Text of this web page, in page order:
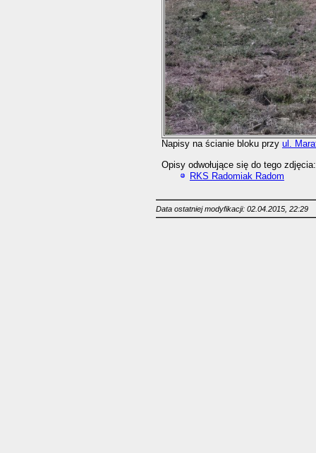
Napisy na ścianie bloku przy ul.
Opisy odwołujące się do tego zdjęcia:
RKS Radomiak Radom
Data ostatniej modyfikacji: 02.04.2015, 22:29